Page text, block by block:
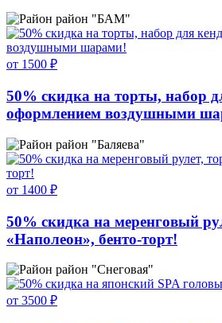
район "БАМ"
от 1500 ₽
50% скидка на торты, набор
оформлением воздушными
район "Баляева"
от 1400 ₽
50% скидка на меренговый
«Наполеон», бенто-торт!
район "Снеговая"
от 3500 ₽